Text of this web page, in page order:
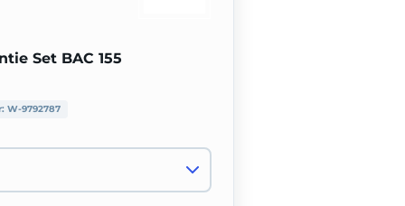
Set BAC 155
W-9792787